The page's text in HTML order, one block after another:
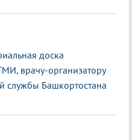
доска
врачу-организатору
службы Башкортостана